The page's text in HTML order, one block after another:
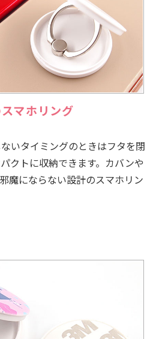
マホリング
いタイミングのときはフタを閉
クトに収納できます。カバンや
魔にならない設計のスマホリン